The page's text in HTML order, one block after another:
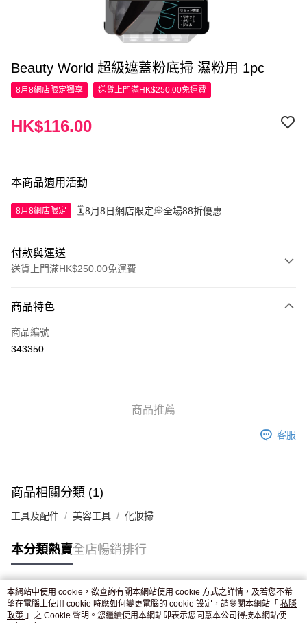
Beauty World 超級遮蓋粉底掃 濕粉用 1pc
8月8網店限定獨享 送貨上門滿HK$250.00免運費
HK$116.00
本商品適用活動
8月8網店限定 🗓️8月8日網店限定💭全場88折優惠
付款與運送
送貨上門滿HK$250.00免運費
信用卡
Apple Pay
付款後門市自取，訂單確認後2-4個工作天到店，7天內取。逾期後
商品特色
商品編號
343350
商品推薦
客服
商品相關分類 (1)
工具及配件 美容工具 化妝掃
本分類熱賣全店暢銷排行
熱門標籤
本網站中使用 cookie，欲查詢有關本網站使用 cookie 方式之詳情，及若您不希
望在電腦上使用 cookie 時應如何變更電腦的 cookie 設定，請參閱本網站「 私隱
政策 」之 Cookie 聲明。您繼續使用本網站即表示您同意本公司得按本網站使用